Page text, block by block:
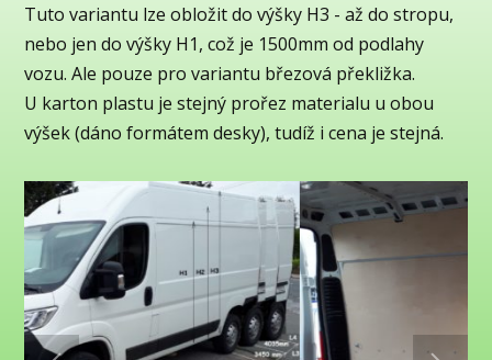
Tuto variantu lze obložit do výšky H3 - až do stropu,
nebo jen do výšky H1, což je 1500mm od podlahy
vozu. Ale pouze pro variantu březová překližka.
U karton plastu je stejný prořez materialu u obou
výšek (dáno formátem desky), tudíž i cena je stejná.